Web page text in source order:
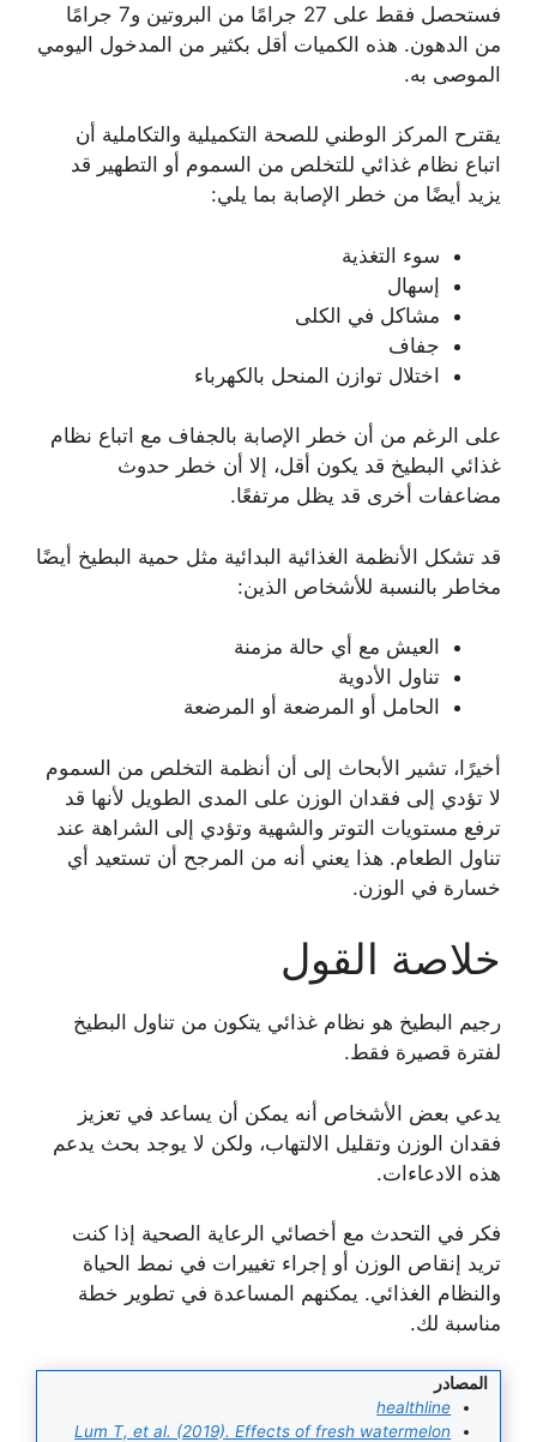
فستحصل فقط على 27 جرامًا من البروتين و7 جرامًا
من الدهون. هذه الكميات أقل بكثير من المدخول اليومي
الموصى به.
يقترح المركز الوطني للصحة التكميلية والتكاملية أن
اتباع نظام غذائي للتخلص من السموم أو التطهير قد
يزيد أيضًا من خطر الإصابة بما يلي:
سوء التغذية
إسهال
مشاكل في الكلى
جفاف
اختلال توازن المنحل بالكهرباء
على الرغم من أن خطر الإصابة بالجفاف مع اتباع نظام
غذائي البطيخ قد يكون أقل، إلا أن خطر حدوث
مضاعفات أخرى قد يظل مرتفعًا.
قد تشكل الأنظمة الغذائية البدائية مثل حمية البطيخ أيضًا
مخاطر بالنسبة للأشخاص الذين:
العيش مع أي حالة مزمنة
تناول الأدوية
الحامل أو المرضعة أو المرضعة
أخيرًا، تشير الأبحاث إلى أن أنظمة التخلص من السموم
لا تؤدي إلى فقدان الوزن على المدى الطويل لأنها قد
ترفع مستويات التوتر والشهية وتؤدي إلى الشراهة عند
تناول الطعام. هذا يعني أنه من المرجح أن تستعيد أي
خسارة في الوزن.
خلاصة القول
رجيم البطيخ هو نظام غذائي يتكون من تناول البطيخ
لفترة قصيرة فقط.
يدعي بعض الأشخاص أنه يمكن أن يساعد في تعزيز
فقدان الوزن وتقليل الالتهاب، ولكن لا يوجد بحث يدعم
هذه الادعاءات.
فكر في التحدث مع أخصائي الرعاية الصحية إذا كنت
تريد إنقاص الوزن أو إجراء تغييرات في نمط الحياة
والنظام الغذائي. يمكنهم المساعدة في تطوير خطة
مناسبة لك.
المصادر
healthline
Lum T, et al. (2019). Effects of fresh watermelon